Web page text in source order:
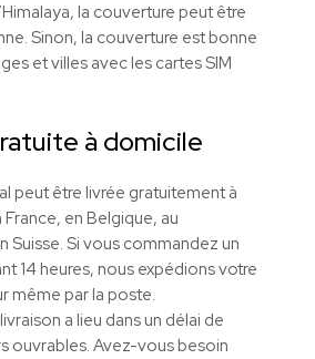
la couverture peut être
Sinon, la couverture est bonne
et villes avec les cartes SIM
à domicile
peut être livrée gratuitement à
en Belgique, au
Suisse. Si vous commandez un
14 heures, nous expédions votre
même par la poste.
a lieu dans un délai de
ouvrables. Avez-vous besoin